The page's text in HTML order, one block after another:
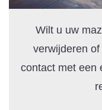
Wilt u uw
verwijderen
contact met een